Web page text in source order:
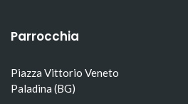
Parrocchia
Piazza Vittorio Veneto
Paladina (BG)